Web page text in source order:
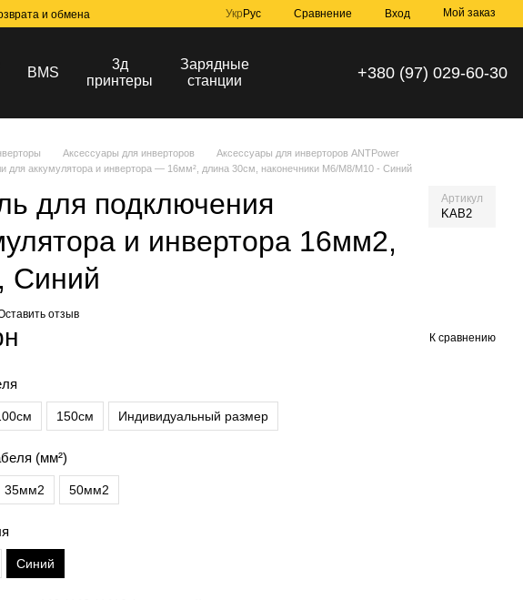
и обмена Укр Рус Сравнение Вход Мой заказ
BMS
3д
принтеры
Зарядные
станции
+380 (97) 029-60-30
Аксессуары для инверторов
Аксессуары для инверторов ANTPower
для аккумулятора и инвертора — 16мм², длина 30см, наконечники М6/М8/М10 - Синий
для подключения
и инвертора 16мм2,
Синий
Артикул
KAB2
отзыв
К сравнению
150см Индивидуальный размер
(мм²)
35мм2 50мм2
Синий